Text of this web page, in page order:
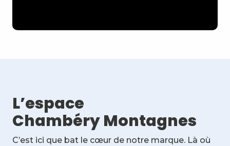
L’espace
Chambéry Montagnes
C’est ici que bat le cœur de notre marque. Là où